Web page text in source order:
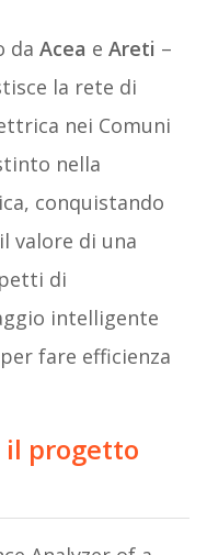
da Acea e Areti –
la rete di
nei Comuni
nella
conquistando
valore di una
di
intelligente
fare efficienza
il progetto